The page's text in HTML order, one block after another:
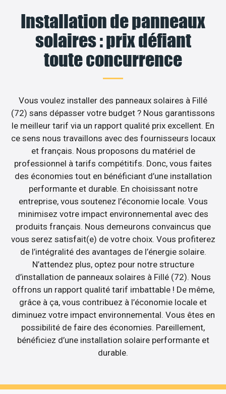
Installation de panneaux
solaires : prix défiant
toute concurrence
Vous voulez installer des panneaux solaires à Fillé
(72) sans dépasser votre budget ? Nous garantissons
le meilleur tarif via un rapport qualité prix excellent. En
ce sens nous travaillons avec des fournisseurs locaux
et français. Nous proposons du matériel de
professionnel à tarifs compétitifs. Donc, vous faites
des économies tout en bénéficiant d’une installation
performante et durable. En choisissant notre
entreprise, vous soutenez l’économie locale. Vous
minimisez votre impact environnemental avec des
produits français. Nous demeurons convaincus que
vous serez satisfait(e) de votre choix. Vous profiterez
de l’intégralité des avantages de l’énergie solaire.
N’attendez plus, optez pour notre structure
d’installation de panneaux solaires à Fillé (72). Nous
offrons un rapport qualité tarif imbattable ! De même,
grâce à ça, vous contribuez à l’économie locale et
diminuez votre impact environnemental. Vous êtes en
possibilité de faire des économies. Pareillement,
bénéficiez d’une installation solaire performante et
durable.